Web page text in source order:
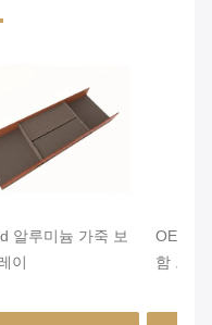
알루미늄 가죽 보
이
OEM
함 트레